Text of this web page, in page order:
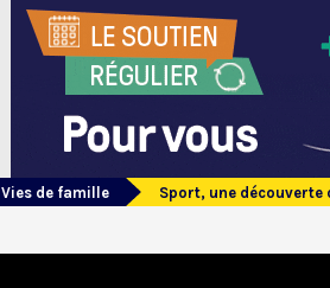
Vies de famille Sport, une découverte